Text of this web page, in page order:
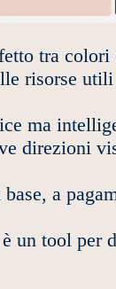
tra
risorse
ma
direzioni
a
un tool per